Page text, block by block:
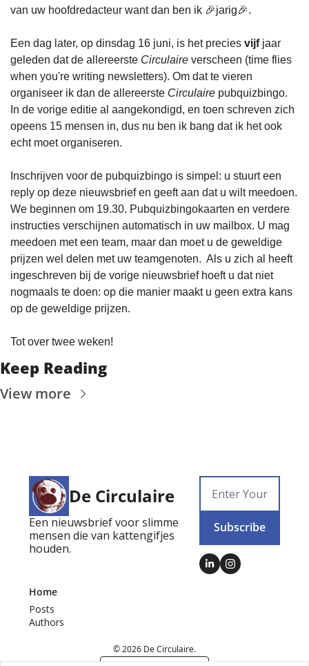
van uw hoofdredacteur want dan ben ik 🎉jarig🎉.
Een dag later, op dinsdag 16 juni, is het precies vijf jaar
geleden dat de allereerste Circulaire verscheen (time flies
when you're writing newsletters). Om dat te vieren
organiseer ik dan de allereerste Circulaire pubquizbingo.
In de vorige editie al aangekondigd, en toen schreven zich
opeens 15 mensen in, dus nu ben ik bang dat ik het ook
echt moet organiseren.
Inschrijven voor de pubquizbingo is simpel: u stuurt een
reply op deze nieuwsbrief en geeft aan dat u wilt meedoen.
We beginnen om 19.30. Pubquizbingokaarten en verdere
instructies verschijnen automatisch in uw mailbox. U mag
meedoen met een team, maar dan moet u de geweldige
prijzen wel delen met uw teamgenoten.  Als u zich al heeft
ingeschreven bij de vorige nieuwsbrief hoeft u dat niet
nogmaals te doen: op die manier maakt u geen extra kans
op de geweldige prijzen.
Tot over twee weken!
Keep Reading
View more
De Circulaire
Een nieuwsbrief voor slimme
mensen die van kattengifjes
houden.
Subscribe
Home
Posts
Authors
© 2026 De Circulaire.